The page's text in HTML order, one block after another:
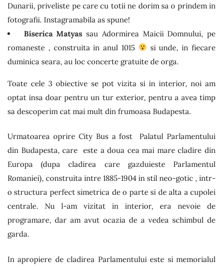
Dunarii, priveliste pe care cu totii ne dorim sa o prindem in
fotografii. Instagramabila as spune!
Biserica Matyas sau Adormirea Maicii Domnului, pe
romaneste , construita in anul 1015
si unde, in fiecare
duminica seara, au loc concerte gratuite de orga.
Toate cele 3 obiective se pot vizita si in interior, noi am
optat insa doar pentru un tur exterior, pentru a avea timp
sa descoperim cat mai mult din frumoasa Budapesta.
Urmatoarea oprire City Bus a fost Palatul Parlamentului
din Budapesta, care este a doua cea mai mare cladire din
Europa (dupa cladirea care gazduieste Parlamentul
Romaniei), construita intre 1885-1904 in stil neo-gotic , intr-
o structura perfect simetrica de o parte si de alta a cupolei
centrale. Nu l-am vizitat in interior, era nevoie de
programare, dar am avut ocazia de a vedea schimbul de
garda.
In apropiere de cladirea Parlamentului este si memorialul